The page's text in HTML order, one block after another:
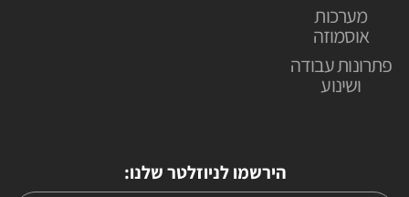
מערכות
אוסמוזה
פתרונות עבודה
ושינוע
הירשמו לניוזלטר שלנו: